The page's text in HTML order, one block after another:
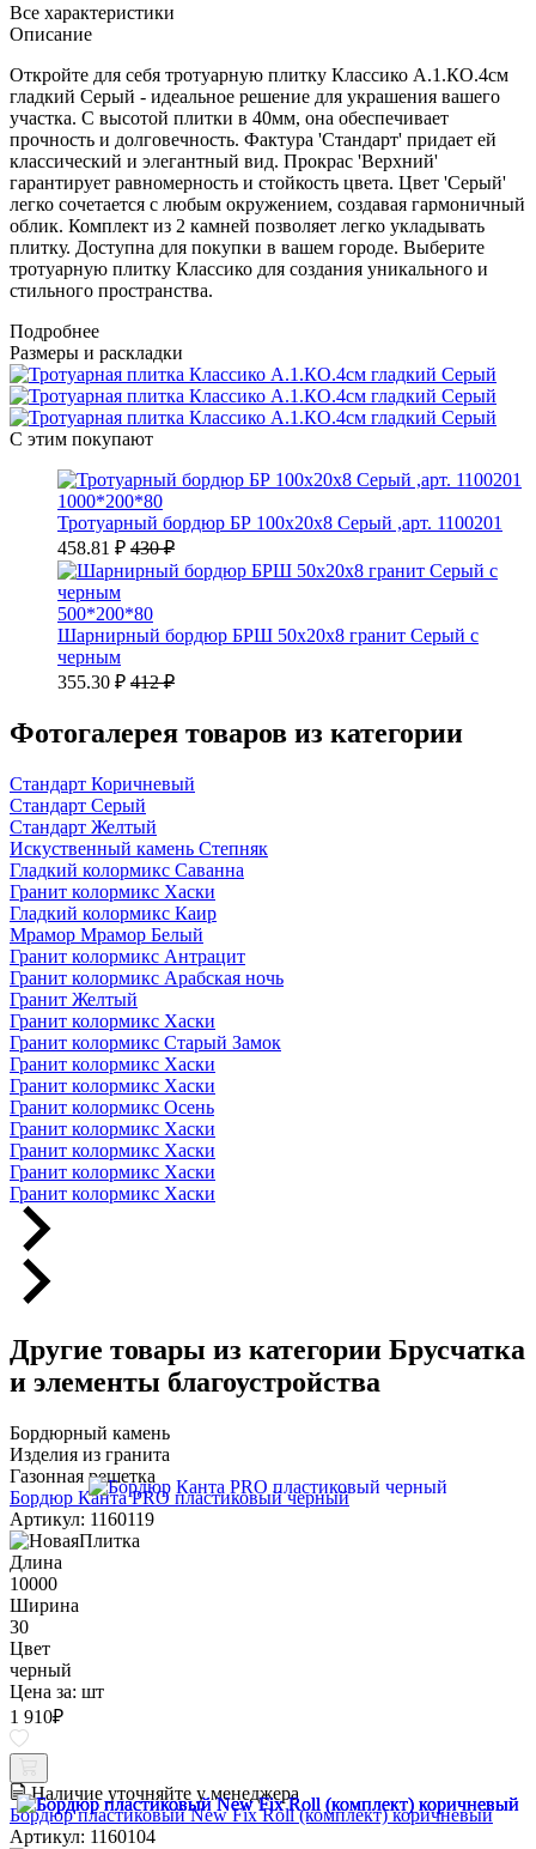
Все характеристики
Описание
Откройте для себя тротуарную плитку Классико А.1.КО.4см
гладкий Серый - идеальное решение для украшения вашего
участка. С высотой плитки в 40мм, она обеспечивает
прочность и долговечность. Фактура 'Стандарт' придает ей
классический и элегантный вид. Прокрас 'Верхний'
гарантирует равномерность и стойкость цвета. Цвет 'Серый'
легко сочетается с любым окружением, создавая гармоничный
облик. Комплект из 2 камней позволяет легко укладывать
плитку. Доступна для покупки в вашем городе. Выберите
тротуарную плитку Классико для создания уникального и
стильного пространства.
Подробнее
Размеры и раскладки
С этим покупают
1000*200*80
Тротуарный бордюр БР 100х20х8 Серый ,арт. 1100201
458.81 ₽ 430 ₽
500*200*80
Шарнирный бордюр БРШ 50х20х8 гранит Серый с
черным
355.30 ₽ 412 ₽
Фотогалерея товаров из категории
Стандарт Коричневый
Стандарт Серый
Стандарт Желтый
Искуственный камень Степняк
Гладкий колормикс Саванна
Гранит колормикс Хаски
Гладкий колормикс Каир
Мрамор Мрамор Белый
Гранит колормикс Антрацит
Гранит колормикс Арабская ночь
Гранит Желтый
Гранит колормикс Хаски
Гранит колормикс Старый Замок
Гранит колормикс Хаски
Гранит колормикс Хаски
Гранит колормикс Осень
Гранит колормикс Хаски
Гранит колормикс Хаски
Гранит колормикс Хаски
Гранит колормикс Хаски
Другие товары из категории Брусчатка
и элементы благоустройства
Бордюрный камень
Изделия из гранита
Газонная решетка
Бордюр Канта PRO пластиковый черный
Артикул: 1160119
Длина
10000
Ширина
30
Цвет
черный
Цена за: шт
1 910₽
Наличие уточняйте у менеджера
Бордюр пластиковый New Fix Roll (комплект) коричневый
Артикул: 1160104